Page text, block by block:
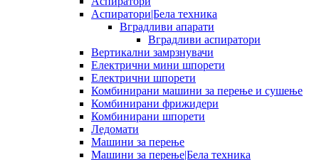
Аспиратори|Бела техника
Вградливи апарати
Вградливи аспиратори
Вертикални замрзнувачи
Електрични мини шпорети
Електрични шпорети
Комбинирани машини за перење и сушење
Комбинирани фрижидери
Комбинирани шпорети
Ледомати
Машини за перење
Машини за перење|Бела техника